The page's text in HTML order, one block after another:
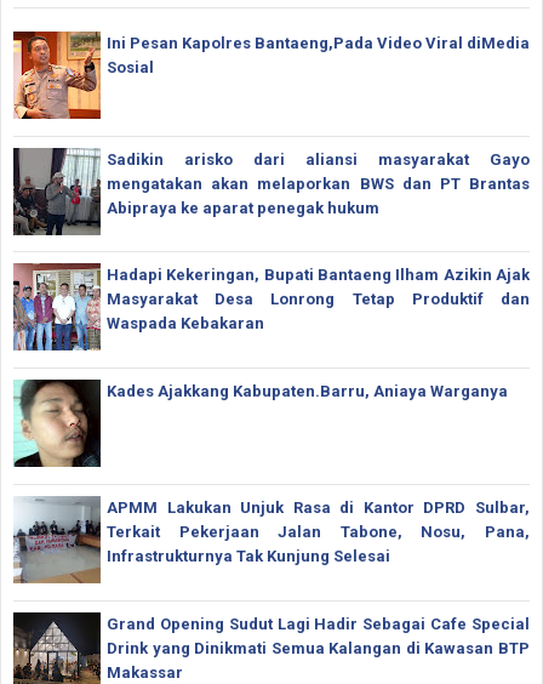
Ini Pesan Kapolres Bantaeng,Pada Video Viral diMedia
Sosial
Sadikin arisko dari aliansi masyarakat Gayo
mengatakan akan melaporkan BWS dan PT Brantas
Abipraya ke aparat penegak hukum
Hadapi Kekeringan, Bupati Bantaeng Ilham Azikin Ajak
Masyarakat Desa Lonrong Tetap Produktif dan
Waspada Kebakaran
Kades Ajakkang Kabupaten.Barru, Aniaya Warganya
APMM Lakukan Unjuk Rasa di Kantor DPRD Sulbar,
Terkait Pekerjaan Jalan Tabone, Nosu, Pana,
Infrastrukturnya Tak Kunjung Selesai
Grand Opening Sudut Lagi Hadir Sebagai Cafe Special
Drink yang Dinikmati Semua Kalangan di Kawasan BTP
Makassar